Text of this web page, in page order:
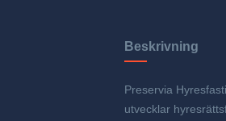
Beskrivning
Preservia
utvecklar